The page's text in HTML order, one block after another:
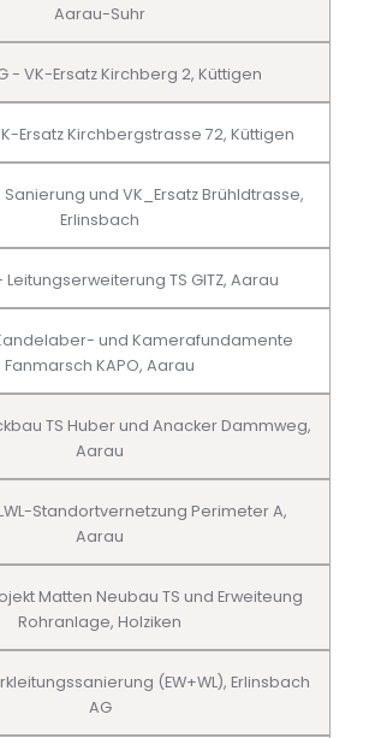
Aarau-Suhr
- VK-Ersatz Kirchberg 2, Küttigen
Ersatz Kirchbergstrasse 72, Küttigen
Sanierung und VK_Ersatz Brühldtrasse,
Erlinsbach
Leitungserweiterung TS GITZ, Aarau
und Kamerafundamente
Fanmarsch KAPO, Aarau
TS Huber und Anacker Dammweg,
Aarau
Standortvernetzung Perimeter A,
Aarau
Matten Neubau TS und Erweiteung
Rohranlage, Holziken
(EW+WL), Erlinsbach
AG